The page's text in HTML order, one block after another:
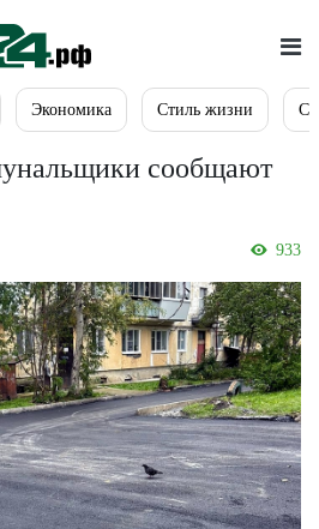
Экономика Стиль жизни
сообщают
933